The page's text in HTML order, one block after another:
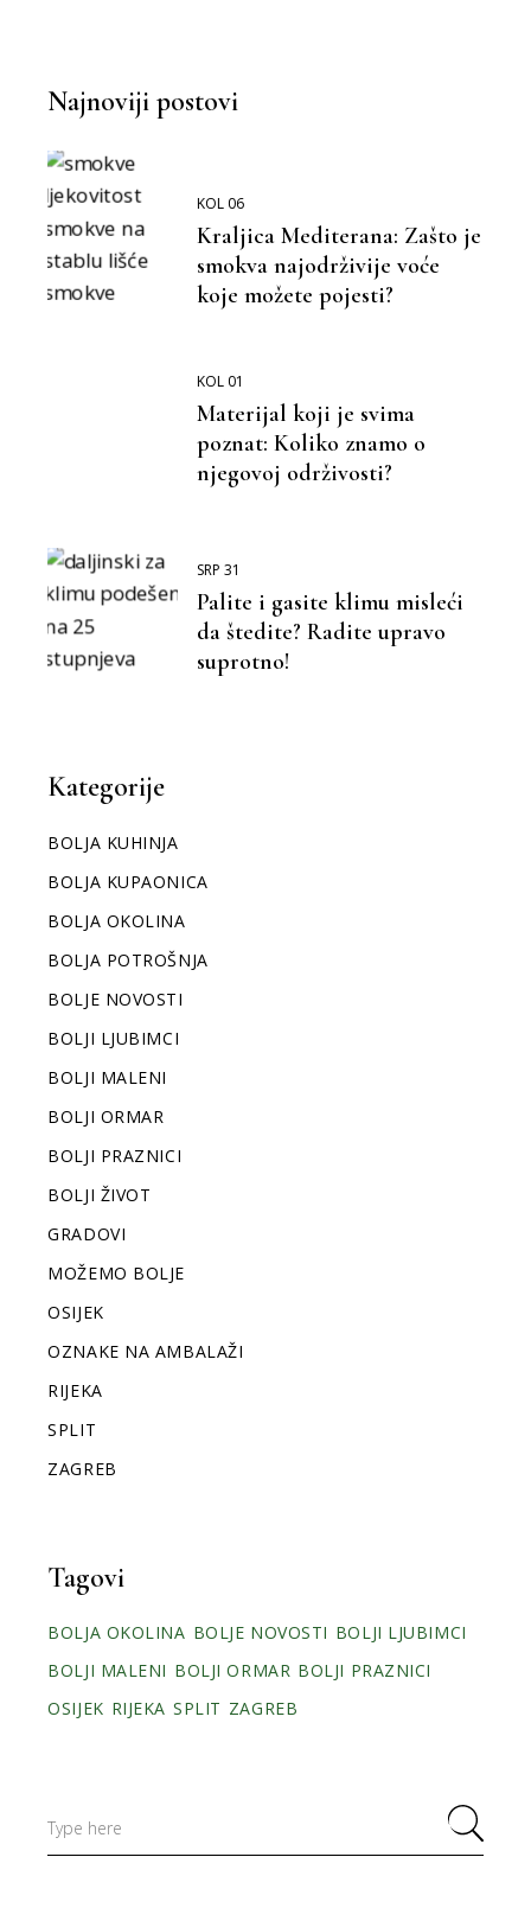
Najnoviji postovi
KOL 06
Kraljica Mediterana: Zašto je
smokva najodrživije voće
koje možete pojesti?
KOL 01
Materijal koji je svima
poznat: Koliko znamo o
njegovoj održivosti?
SRP 31
Palite i gasite klimu misleći
da štedite? Radite upravo
suprotno!
Kategorije
BOLJA KUHINJA
BOLJA KUPAONICA
BOLJA OKOLINA
BOLJA POTROŠNJA
BOLJE NOVOSTI
BOLJI LJUBIMCI
BOLJI MALENI
BOLJI ORMAR
BOLJI PRAZNICI
BOLJI ŽIVOT
GRADOVI
MOŽEMO BOLJE
OSIJEK
OZNAKE NA AMBALAŽI
RIJEKA
SPLIT
ZAGREB
Tagovi
BOLJA OKOLINA BOLJE NOVOSTI BOLJI LJUBIMCI
BOLJI MALENI BOLJI ORMAR BOLJI PRAZNICI
OSIJEK RIJEKA SPLIT ZAGREB
for: